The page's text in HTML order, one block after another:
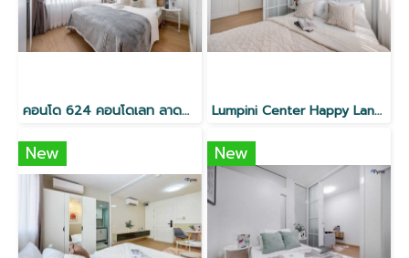
คอนโด 624 คอนโดเลท ลาดพร้าว Lumpini Center Happy Land ใกล้เดอะมอลล์บางกะปิ, Lotus
New New